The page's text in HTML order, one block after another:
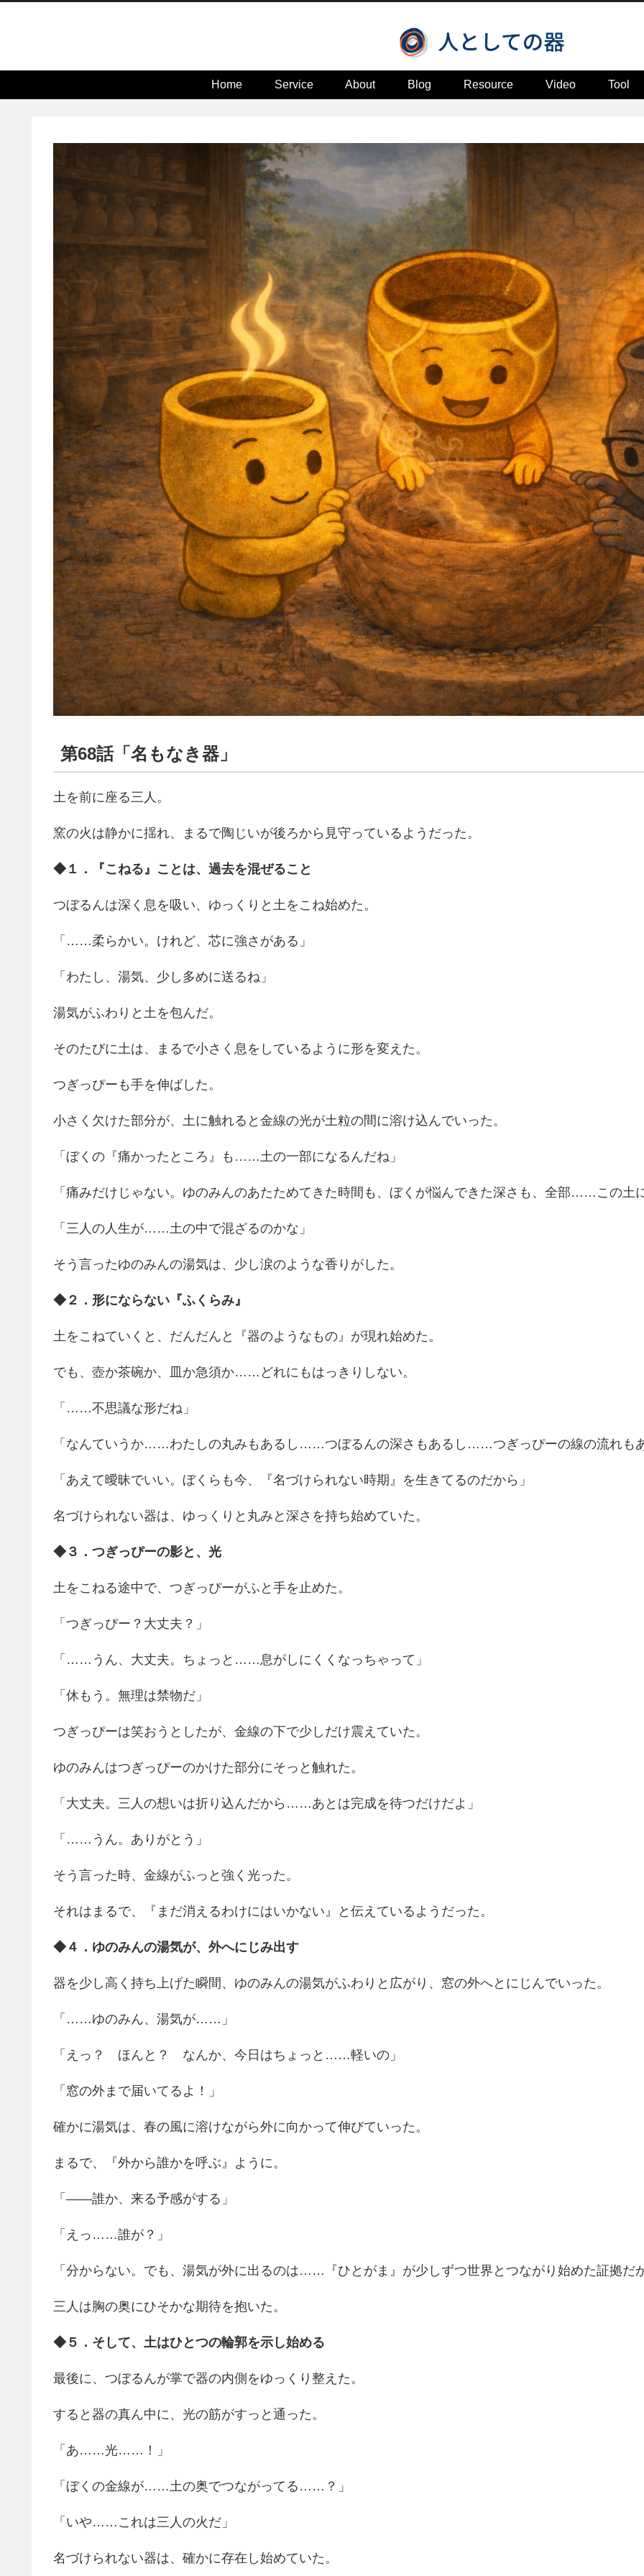
Home Service About Blog Resource Video Tool
第68話「名もなき器」
土を前に座る三人。
窯の火は静かに揺れ、まるで陶じいが後ろから見守っているようだった。
◆１．『こねる』ことは、過去を混ぜること
つぼるんは深く息を吸い、ゆっくりと土をこね始めた。
「……柔らかい。けれど、芯に強さがある」
「わたし、湯気、少し多めに送るね」
湯気がふわりと土を包んだ。
そのたびに土は、まるで小さく息をしているように形を変えた。
つぎっぴーも手を伸ばした。
小さく欠けた部分が、土に触れると金線の光が土粒の間に溶け込んでいった。
「ぼくの『痛かったところ』も……土の一部になるんだね」
「痛みだけじゃない。ゆのみんのあたためてきた時間も、ぼくが悩んできた深さも、全部……この土
「三人の人生が……土の中で混ざるのかな」
そう言ったゆのみんの湯気は、少し涙のような香りがした。
◆２．形にならない『ふくらみ』
土をこねていくと、だんだんと『器のようなもの』が現れ始めた。
でも、壺か茶碗か、皿か急須か……どれにもはっきりしない。
「……不思議な形だね」
「なんていうか……わたしの丸みもあるし……つぼるんの深さもあるし……つぎっぴーの線の流れも
「あえて曖昧でいい。ぼくらも今、『名づけられない時期』を生きてるのだから」
名づけられない器は、ゆっくりと丸みと深さを持ち始めていた。
◆３．つぎっぴーの影と、光
土をこねる途中で、つぎっぴーがふと手を止めた。
「つぎっぴー？大丈夫？」
「……うん、大丈夫。ちょっと……息がしにくくなっちゃって」
「休もう。無理は禁物だ」
つぎっぴーは笑おうとしたが、金線の下で少しだけ震えていた。
ゆのみんはつぎっぴーのかけた部分にそっと触れた。
「大丈夫。三人の想いは折り込んだから……あとは完成を待つだけだよ」
「……うん。ありがとう」
そう言った時、金線がふっと強く光った。
それはまるで、『まだ消えるわけにはいかない』と伝えているようだった。
◆４．ゆのみんの湯気が、外へにじみ出す
器を少し高く持ち上げた瞬間、ゆのみんの湯気がふわりと広がり、窓の外へとにじんでいった。
「……ゆのみん、湯気が……」
「えっ？ ほんと？ なんか、今日はちょっと……軽いの」
「窓の外まで届いてるよ！」
確かに湯気は、春の風に溶けながら外に向かって伸びていった。
まるで、『外から誰かを呼ぶ』ように。
「――誰か、来る予感がする」
「えっ……誰が？」
「分からない。でも、湯気が外に出るのは……『ひとがま』が少しずつ世界とつながり始めた証拠だ
三人は胸の奥にひそかな期待を抱いた。
◆５．そして、土はひとつの輪郭を示し始める
最後に、つぼるんが掌で器の内側をゆっくり整えた。
すると器の真ん中に、光の筋がすっと通った。
「あ……光……！」
「ぼくの金線が……土の奥でつながってる……？」
「いや……これは三人の火だ」
名づけられない器は、確かに存在し始めていた。